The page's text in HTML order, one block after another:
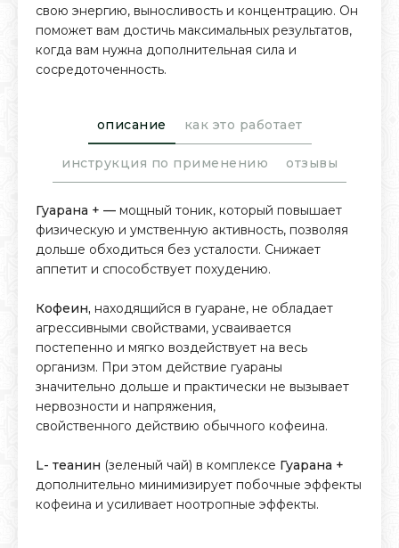
свою энергию, выносливость и концентрацию. Он
поможет вам достичь максимальных результатов,
когда вам нужна дополнительная сила и
сосредоточенность.
описание как это работает
инструкция по применению отзывы
Гуарана + — мощный тоник, который повышает
физическую и умственную активность, позволяя
дольше обходиться без усталости. Снижает
аппетит и способствует похудению.
Кофеин, находящийся в гуаране, не обладает
агрессивными свойствами, усваивается
постепенно и мягко воздействует на весь
организм. При этом действие гуараны
значительно дольше и практически не вызывает
нервозности и напряжения,
свойственного действию обычного кофеина.
L- теанин (зеленый чай) в комплексе Гуарана +
дополнительно минимизирует побочные эффекты
кофеина и усиливает ноотропные эффекты.